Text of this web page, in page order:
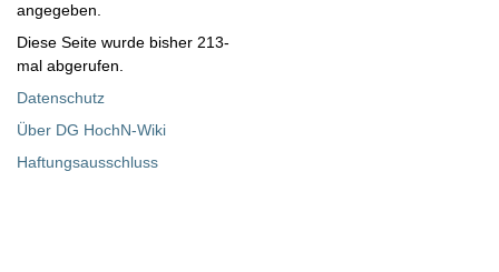
angegeben.
Diese Seite wurde bisher 213-
mal abgerufen.
Datenschutz
Über DG HochN-Wiki
Haftungsausschluss